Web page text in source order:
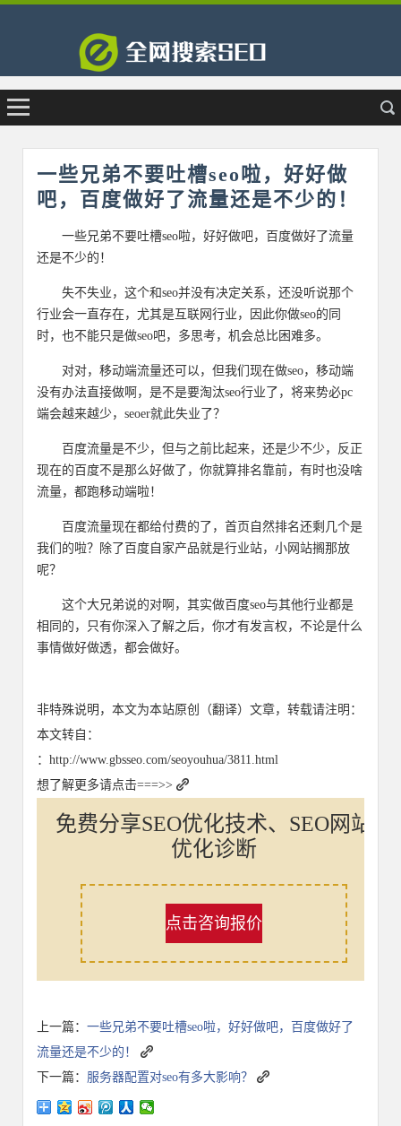
一些兄弟不要吐槽seo啦，好好做
吧，百度做好了流量还是不少的！
一些兄弟不要吐槽seo啦，好好做吧，百度做好了流量
还是不少的！
失不失业，这个和seo并没有决定关系，还没听说那个
行业会一直存在，尤其是互联网行业，因此你做seo的同
时，也不能只是做seo吧，多思考，机会总比困难多。
对对，移动端流量还可以，但我们现在做seo，移动端
没有办法直接做啊，是不是要淘汰seo行业了，将来势必pc
端会越来越少，seoer就此失业了？
百度流量是不少，但与之前比起来，还是少不少，反正
现在的百度不是那么好做了，你就算排名靠前，有时也没啥
流量，都跑移动端啦！
百度流量现在都给付费的了，首页自然排名还剩几个是
我们的啦？除了百度自家产品就是行业站，小网站搁那放
呢？
这个大兄弟说的对啊，其实做百度seo与其他行业都是
相同的，只有你深入了解之后，你才有发言权，不论是什么
事情做好做透，都会做好。
非特殊说明，本文为本站原创（翻译）文章，转载请注明：
本文转自：
：http://www.gbsseo.com/seoyouhua/3811.html
想了解更多请点击===>>
免费分享SEO优化技术、SEO网站
优化诊断
点击咨询报价
上一篇： 一些兄弟不要吐槽seo啦，好好做吧，百度做好了
流量还是不少的！
下一篇： 服务器配置对seo有多大影响？